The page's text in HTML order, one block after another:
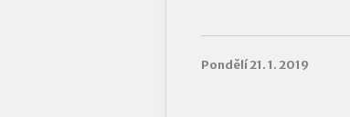
Pondělí 21. 1. 2019